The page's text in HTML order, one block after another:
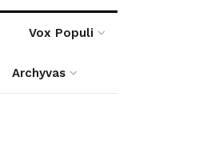
Vox Populi
Archyvas